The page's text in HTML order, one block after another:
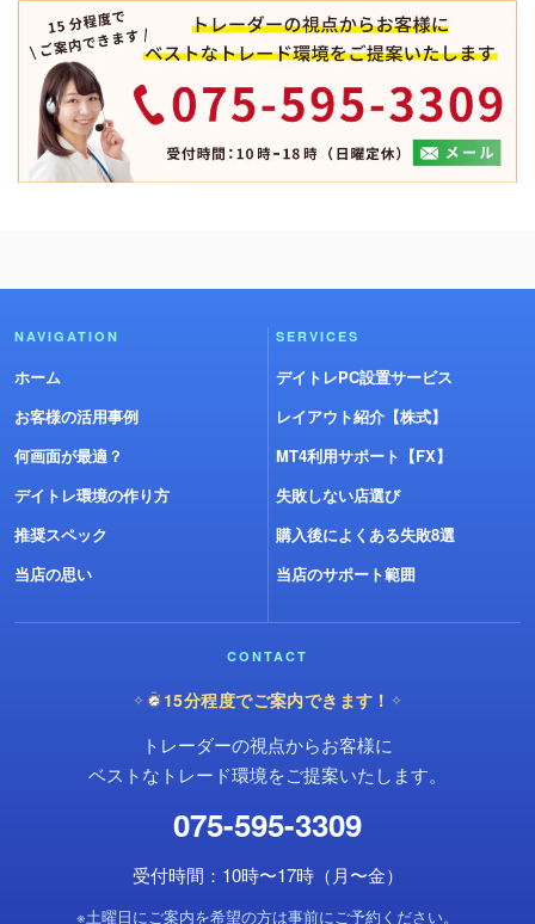
NAVIGATION
ホーム
お客様の活用事例
何画面が最適？
デイトレ環境の作り方
推奨スペック
当店の思い
SERVICES
デイトレPC設置サービス
レイアウト紹介【株式】
MT4利用サポート【FX】
失敗しない店選び
購入後によくある失敗8選
当店のサポート範囲
CONTACT
✧ 15分程度でご案内できます！ ✧
トレーダーの視点からお客様に
ベストなトレード環境をご提案いたします。
075-595-3309
受付時間：10時〜17時（月〜金）
※土曜日にご案内を希望の方は事前にご予約ください。